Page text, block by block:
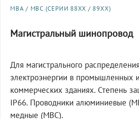
МВА / МВС (СЕРИИ 88XX / 89XX)
Магистральный шинопровод
Для магистрального распределения
электроэнергии в промышленных и
коммерческих зданиях. Степень
IP66. Проводники алюминиевые
медные (МВС).